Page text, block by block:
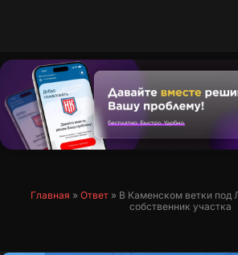
Главная » Ответ » В Каменском ветки под
собственник участка